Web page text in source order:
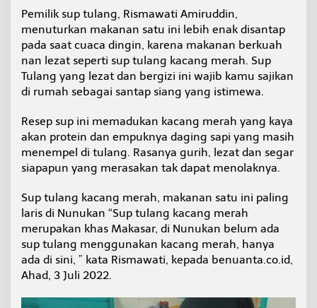
i
B
a
h
a
n
d
C
a
r
a
a
t
n
y
a
Pemilik sup tulang, Rismawati Amiruddin,
menuturkan makanan satu ini lebih enak disantap
pada saat cuaca dingin, karena makanan berkuah
nan lezat seperti sup tulang kacang merah. Sup
Tulang yang lezat dan bergizi ini wajib kamu sajikan
di rumah sebagai santap siang yang istimewa.
Resep sup ini memadukan kacang merah yang kaya
akan protein dan empuknya daging sapi yang masih
menempel di tulang. Rasanya gurih, lezat dan segar
siapapun yang merasakan tak dapat menolaknya.
Sup tulang kacang merah, makanan satu ini paling
laris di Nunukan “Sup tulang kacang merah
merupakan khas Makasar, di Nunukan belum ada
sup tulang menggunakan kacang merah, hanya
ada di sini, ” kata Rismawati, kepada benuanta.co.id,
Ahad, 3 Juli 2022.